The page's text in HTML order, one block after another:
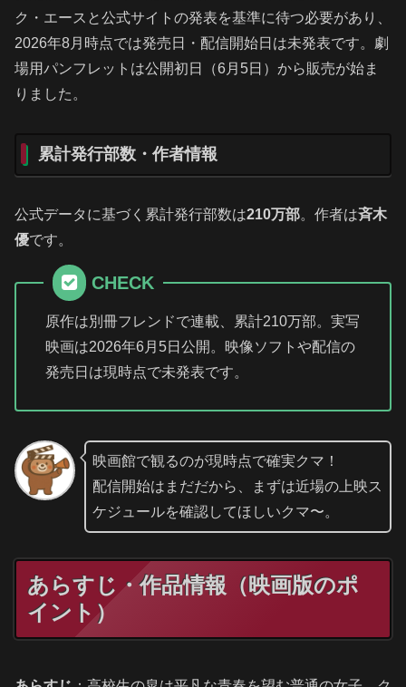
ク・エースと公式サイトの発表を基準に待つ必要があり、
2026年8月時点では発売日・配信開始日は未発表です。劇
場用パンフレットは公開初日（6月5日）から販売が始ま
りました。
累計発行部数・作者情報
公式データに基づく累計発行部数は210万部。作者は斉木
優です。
CHECK
原作は別冊フレンドで連載、累計210万部。実写
映画は2026年6月5日公開。映像ソフトや配信の
発売日は現時点で未発表です。
映画館で観るのが現時点で確実クマ！
配信開始はまだだから、まずは近場の上映ス
ケジュールを確認してほしいクマ〜。
あらすじ・作品情報（映画版のポ
イント）